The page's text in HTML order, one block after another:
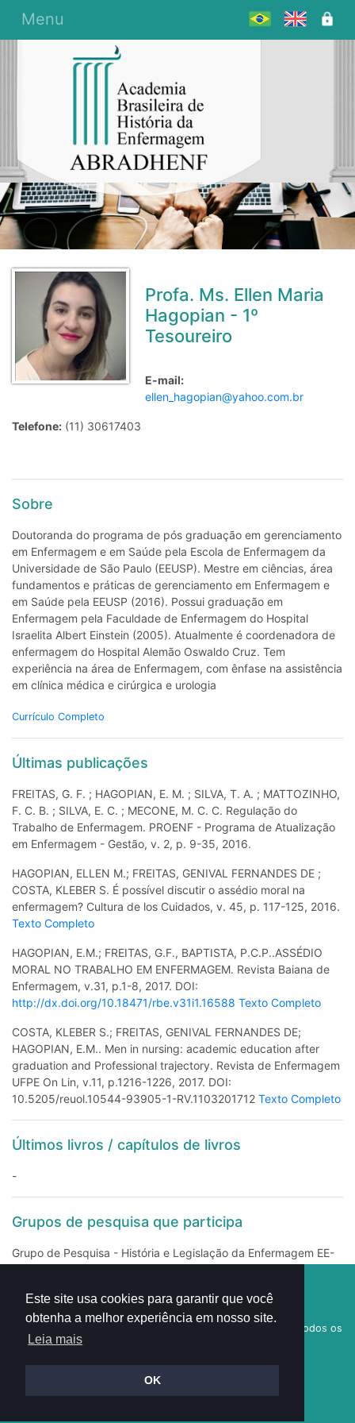
Este site usa cookies para garantir que você
obtenha a melhor experiência em nosso site.
Leia mais
OK
Menu
Profa. Ms. Ellen Maria
Hagopian - 1º
Tesoureiro
E-mail:
ellen_hagopian@yahoo.com.br
Telefone: (11) 30617403
Sobre
Doutoranda do programa de pós graduação em gerenciamento
em Enfermagem e em Saúde pela Escola de Enfermagem da
Universidade de São Paulo (EEUSP). Mestre em ciências, área
fundamentos e práticas de gerenciamento em Enfermagem e
em Saúde pela EEUSP (2016). Possui graduação em
Enfermagem pela Faculdade de Enfermagem do Hospital
Israelita Albert Einstein (2005). Atualmente é coordenadora de
enfermagem do Hospital Alemão Oswaldo Cruz. Tem
experiência na área de Enfermagem, com ênfase na assistência
em clínica médica e cirúrgica e urologia
Currículo Completo
Últimas publicações
FREITAS, G. F. ; HAGOPIAN, E. M. ; SILVA, T. A. ; MATTOZINHO,
F. C. B. ; SILVA, E. C. ; MECONE, M. C. C. Regulação do
Trabalho de Enfermagem. PROENF - Programa de Atualização
em Enfermagem - Gestão, v. 2, p. 9-35, 2016.
HAGOPIAN, ELLEN M.; FREITAS, GENIVAL FERNANDES DE ;
COSTA, KLEBER S. É possível discutir o assédio moral na
enfermagem? Cultura de los Cuidados, v. 45, p. 117-125, 2016.
Texto Completo
HAGOPIAN, E.M.; FREITAS, G.F., BAPTISTA, P.C.P..ASSÉDIO
MORAL NO TRABALHO EM ENFERMAGEM. Revista Baiana de
Enfermagem, v.31, p.1-8, 2017. DOI:
http://dx.doi.org/10.18471/rbe.v31i1.16588 Texto Completo
COSTA, KLEBER S.; FREITAS, GENIVAL FERNANDES DE;
HAGOPIAN, E.M.. Men in nursing: academic education after
graduation and Professional trajectory. Revista de Enfermagem
UFPE On Lin, v.11, p.1216-1226, 2017. DOI:
10.5205/reuol.10544-93905-1-RV.1103201712 Texto Completo
Últimos livros / capítulos de livros
-
Grupos de pesquisa que participa
Grupo de Pesquisa - História e Legislação da Enfermagem EE-
1
6 3 5 7 5 1
Academia Brasileira de História da Enfermagem
- Todos os
Desenvolvido porPixside
Política de Cookies|